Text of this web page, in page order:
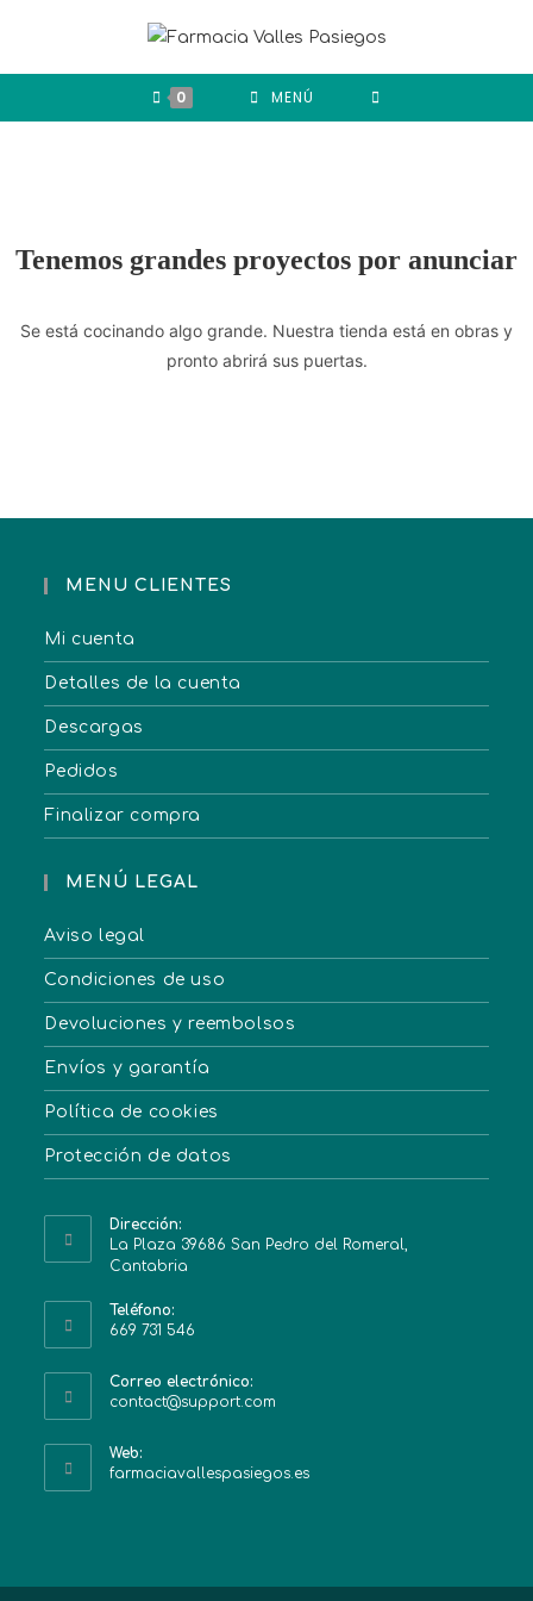
0 MENÚ
Tenemos grandes proyectos por anunciar
Se está cocinando algo grande. Nuestra tienda está en obras y
pronto abrirá sus puertas.
MENU CLIENTES
Mi cuenta
Detalles de la cuenta
Descargas
Pedidos
Finalizar compra
MENÚ LEGAL
Aviso legal
Condiciones de uso
Devoluciones y reembolsos
Envíos y garantía
Política de cookies
Protección de datos
Dirección:
La Plaza 39686 San Pedro del Romeral,
Cantabria
Teléfono:
669 731 546
Correo electrónico:
contact@support.com
Web:
farmaciavallespasiegos.es